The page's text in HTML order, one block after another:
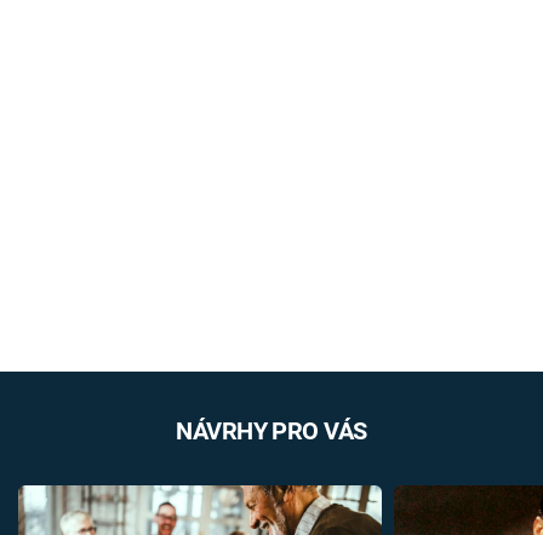
NÁVRHY PRO VÁS